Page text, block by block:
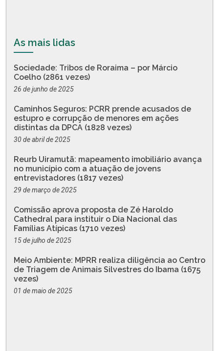
As mais lidas
Sociedade: Tribos de Roraima – por Márcio
Coelho (2861 vezes)
26 de junho de 2025
Caminhos Seguros: PCRR prende acusados de
estupro e corrupção de menores em ações
distintas da DPCA (1828 vezes)
30 de abril de 2025
Reurb Uiramutã: mapeamento imobiliário avança
no município com a atuação de jovens
entrevistadores (1817 vezes)
29 de março de 2025
Comissão aprova proposta de Zé Haroldo
Cathedral para instituir o Dia Nacional das
Famílias Atípicas (1710 vezes)
15 de julho de 2025
Meio Ambiente: MPRR realiza diligência ao Centro
de Triagem de Animais Silvestres do Ibama (1675
vezes)
01 de maio de 2025